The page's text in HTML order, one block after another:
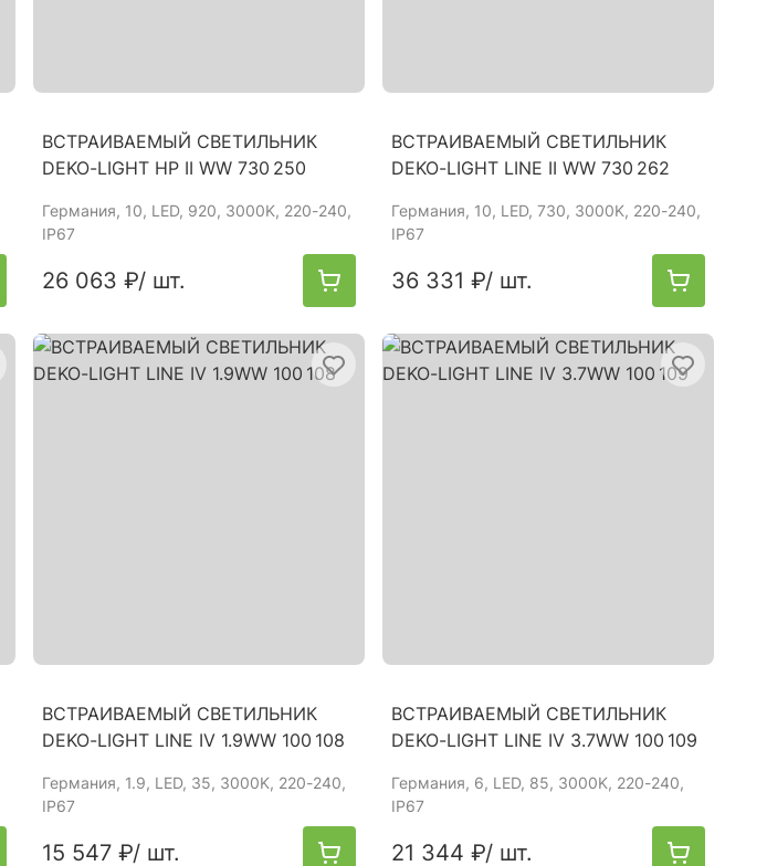
ВСТРАИВАЕМЫЙ СВЕТИЛЬНИК
DEKO-LIGHT HP II WW 730 250
Германия, 10, LED, 920, 3000K, 220-240,
IP67
26 063 ₽/ шт.
ВСТРАИВАЕМЫЙ СВЕТИЛЬНИК
DEKO-LIGHT LINE II WW 730 262
Германия, 10, LED, 730, 3000K, 220-240,
IP67
36 331 ₽/ шт.
ВСТРАИВАЕМЫЙ СВЕТИЛЬНИК
DEKO-LIGHT LINE IV 1.9WW 100 108
Германия, 1.9, LED, 35, 3000K, 220-240,
IP67
15 547 ₽/ шт.
ВСТРАИВАЕМЫЙ СВЕТИЛЬНИК
DEKO-LIGHT LINE IV 3.7WW 100 109
Германия, 6, LED, 85, 3000K, 220-240,
IP67
21 344 ₽/ шт.